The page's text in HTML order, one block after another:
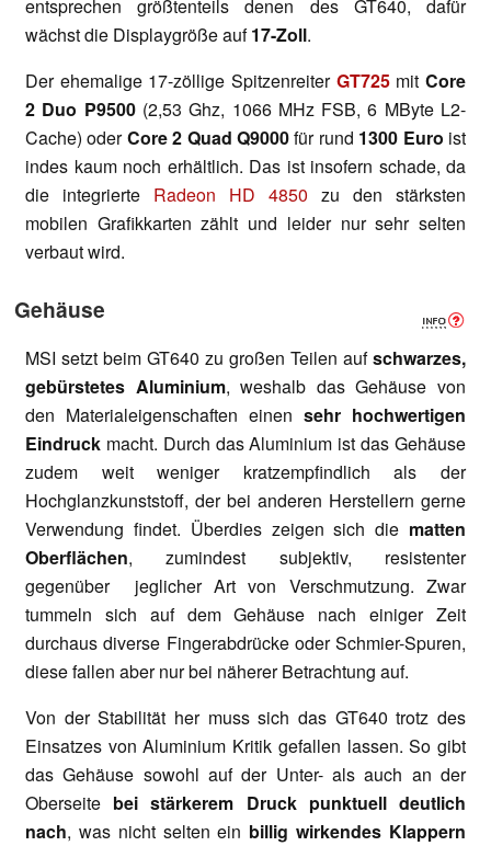
entsprechen größtenteils denen des GT640, dafür
wächst die Displaygröße auf17-Zoll.
Der ehemalige 17-zöllige Spitzenreiter GT725mitCore
2 Duo P9500(2,53 Ghz, 1066 MHz FSB, 6 MByte L2-
Cache) oderCore 2 Quad Q9000für rund 1300 Euro ist
indes kaum noch erhältlich. Das ist insofern schade, da
die integrierte Radeon HD 4850 zu den stärksten
mobilen Grafikkarten zählt und leider nur sehr selten
verbaut wird.
Gehäuse
MSI setzt beim GT640 zu großen Teilen aufschwarzes,
gebürstetes Aluminium, weshalb das Gehäuse von
den Materialeigenschaften einen sehr hochwertigen
Eindruck macht. Durch das Aluminium ist das Gehäuse
zudem weit weniger kratzempfindlich als der
Hochglanzkunststoff, der bei anderen Herstellern gerne
Verwendung findet. Überdies zeigen sich die matten
Oberflächen, zumindest subjektiv, resistenter
gegenüber jeglicher Art von Verschmutzung. Zwar
tummeln sich auf dem Gehäuse nach einiger Zeit
durchaus diverse Fingerabdrücke oder Schmier-Spuren,
diese fallen aber nur bei näherer Betrachtung auf.
Von der Stabilität her muss sich das GT640 trotz des
Einsatzes von Aluminium Kritik gefallen lassen. So gibt
das Gehäuse sowohl auf der Unter- als auch an der
Oberseite bei stärkerem Druck punktuell deutlich
nach, was nicht selten ein billig wirkendes Klappern